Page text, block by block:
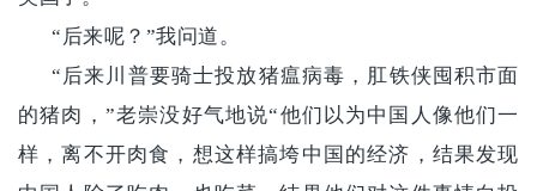
“后来呢？”我问道。
“后来川普要骑士投放猪瘟病毒，肛铁侠囤积市面
的猪肉，”老崇没好气地说“他们以为中国人像他们一
样，离不开肉食，想这样搞垮中国的经济，结果发现